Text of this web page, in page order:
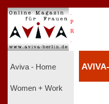
P
R
Aviva - Home
Women + Work